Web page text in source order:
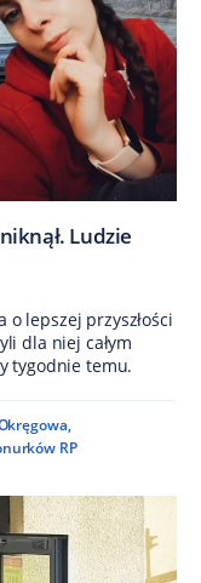
Ludzie
o lepszej przyszłości
dla niej całym
tygodnie temu.
,
RP